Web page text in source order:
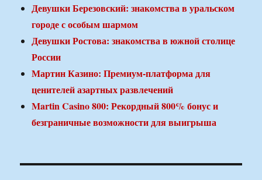
Девушки Березовский: знакомства в уральском
городе с особым шармом
Девушки Ростова: знакомства в южной столице
России
Мартин Казино: Премиум-платформа для
ценителей азартных развлечений
Martin Casino 800: Рекордный 800% бонус и
безграничные возможности для выигрыша